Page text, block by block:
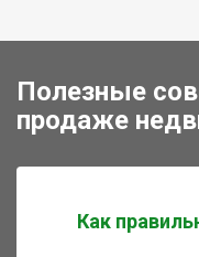
Полезные
продаже
Как